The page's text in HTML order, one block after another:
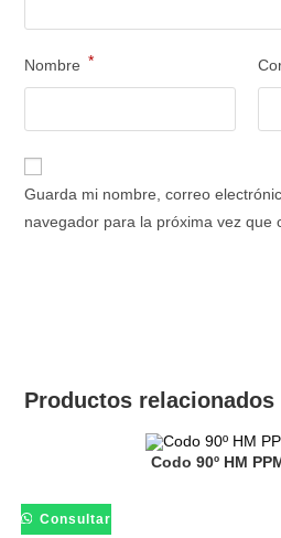
Nombre *
Guarda mi nombre, correo
navegador para la próxima vez que
Productos relacionados
Codo 90º HM
Consultar